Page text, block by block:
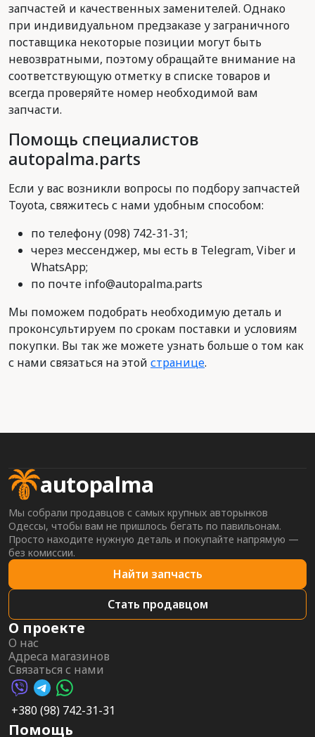
запчастей и качественных заменителей. Однако
при индивидуальном предзаказе у заграничного
поставщика некоторые позиции могут быть
невозвратными, поэтому обращайте внимание на
соответствующую отметку в списке товаров и
всегда проверяйте номер необходимой вам
запчасти.
Помощь специалистов
autopalma.parts
Если у вас возникли вопросы по подбору запчастей
Toyota, свяжитесь с нами удобным способом:
по телефону (098) 742-31-31;
через мессенджер, мы есть в Telegram, Viber и
WhatsApp;
по почте info@autopalma.parts
Мы поможем подобрать необходимую деталь и
проконсультируем по срокам поставки и условиям
покупки. Вы так же можете узнать больше о том как
с нами связаться на этой странице.
autopalma
Мы собрали продавцов с самых крупных авторынков
Одессы, чтобы вам не пришлось бегать по павильонам.
Просто находите нужную деталь и покупайте напрямую —
без комиссии.
Найти запчасть
Стать продавцом
О проекте
О нас
Адреса магазинов
Связаться с нами
Viber AutoPalma
Telegram AutoPalma
WhatsApp AutoPalma
+380 (98) 742-31-31
Помощь